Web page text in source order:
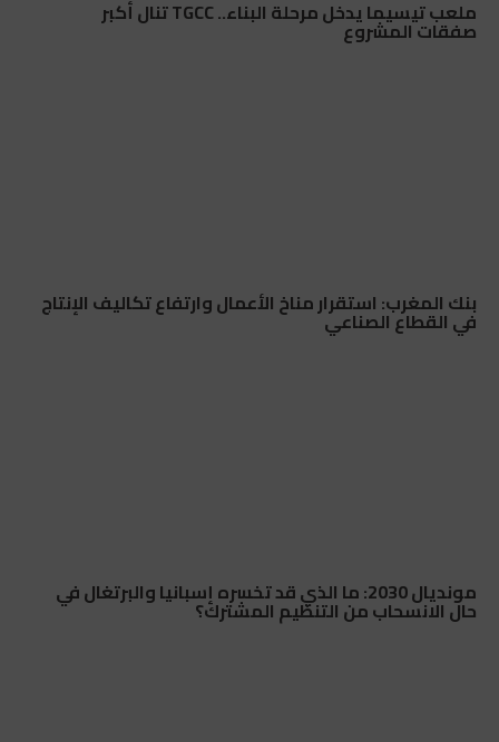
ملعب تيسيما يدخل مرحلة البناء.. TGCC تنال أكبر
صفقات المشروع
بنك المغرب: استقرار مناخ الأعمال وارتفاع تكاليف الإنتاج
في القطاع الصناعي
مونديال 2030: ما الذي قد تخسره إسبانيا والبرتغال في
حال الانسحاب من التنظيم المشترك؟